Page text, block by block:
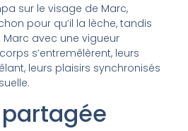
sur le visage de Marc,
pour qu’il la lèche, tandis
avec une vigueur
s’entremêlèrent, leurs
leurs plaisirs synchronisés
partagée